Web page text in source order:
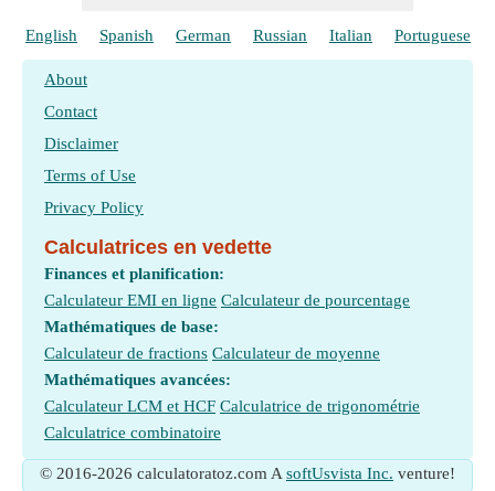
English Spanish German Russian Italian Portuguese
About
Contact
Disclaimer
Terms of Use
Privacy Policy
Calculatrices en vedette
Finances et planification:
Calculateur EMI en ligne Calculateur de pourcentage
Mathématiques de base:
Calculateur de fractions Calculateur de moyenne
Mathématiques avancées:
Calculateur LCM et HCF Calculatrice de trigonométrie
Calculatrice combinatoire
© 2016-2026 calculatoratoz.com A softUsvista Inc. venture!